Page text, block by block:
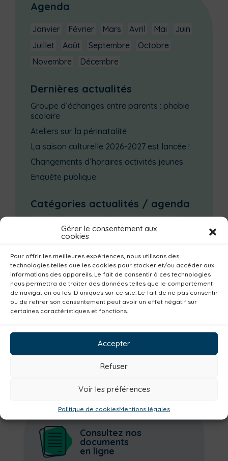
Gérer le consentement aux
cookies
Pour offrir les meilleures expériences, nous utilisons des
technologies telles que les cookies pour stocker et/ou accéder aux
informations des appareils. Le fait de consentir à ces technologies
nous permettra de traiter des données telles que le comportement
de navigation ou les ID uniques sur ce site. Le fait de ne pas consentir
ou de retirer son consentement peut avoir un effet négatif sur
certaines caractéristiques et fonctions.
Accepter
Refuser
Voir les préférences
Politique de cookiesMentions légales
Agenda
Janvier Février Mars Avril Mai
Juin
Juillet
Août Septembre
Octobre
Novembre
Décembre
Dernières actualités
Groupe d’échanges entre parents : phobie
scolaire
Ateliers sur la périnatalité
La saison culturelle 2026-2027 est lancée !
Changements d’horaires activités jeunes
Enquête publique
Catégories actualités / agenda
Numérique
Urbanisme
Seniors
Loisirs Magazine
Parents
Bibliothèques
Déchèteries
Familles
Institutionnel
Culture
Non classé
Solidarité
Tourisme
Centre aquatique
Santé
Plan climat
Alimentation
Consultez nos
documents
en ligne